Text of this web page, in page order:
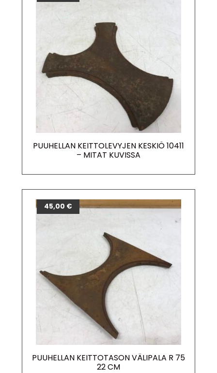
PUUHELLAN KEITTOLEVYJEN KESKIÖ 10411
– MITAT KUVISSA
PUUHELLAN KEITTOTASON VÄLIPALA R 75
22 CM
45,00 €